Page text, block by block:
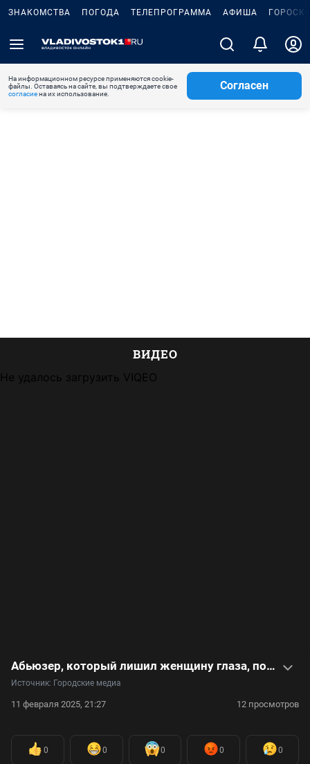
ЗНАКОМСТВА ПОГОДА ТЕЛЕПРОГРАММА АФИША
На информационном ресурсе применяются cookie-
файлы. Оставаясь на сайте, вы подтверждаете свое
согласиена их использование.
Согласен
ВИДЕО
Не удалось загрузить VIQEO
Абьюзер, который лишил женщину глаза, попросился на СВО — видео
Источник: Городские медиа
11 февраля 2025, 21:27 12 просмотров
0 0 0 0 0